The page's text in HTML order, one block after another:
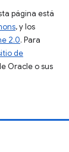
página está
, y los
2.0. Para
de
Oracle o sus